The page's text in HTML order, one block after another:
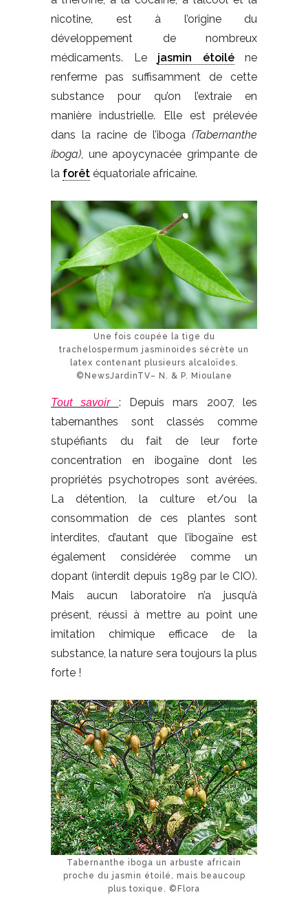
nicotine, est à l’origine du
développement de nombreux
médicaments. Le jasmin étoiléne
renferme pas suffisamment de cette
substance pour qu’on l’extraie en
manière industrielle. Elle est prélevée
dans la racine de l’iboga (Tabernanthe
iboga), une apoycynacée grimpante de
la forêt équatoriale africaine.
Une fois coupée la tige du
trachelospermum jasminoides sécrète un
latex contenant plusieurs alcaloïdes.
©NewsJardinTV– N. & P. Mioulane
Tout savoir : Depuis mars 2007, les
tabernanthes sont classés comme
stupéfiants du fait de leur forte
concentration en ibogaïne dont les
propriétés psychotropes sont avérées.
La détention, la culture et/ou la
consommation de ces plantes sont
interdites, d’autant que l’ibogaïne est
également considérée comme un
dopant (interdit depuis 1989 par le CIO).
Mais aucun laboratoire n’a jusqu’à
présent, réussi à mettre au point une
imitation chimique efficace de la
substance, la nature sera toujours la plus
forte !
Tabernanthe iboga un arbuste africain
proche du jasmin étoilé, mais beaucoup
plus toxique. ©Flora